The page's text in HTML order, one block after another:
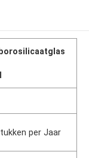
per Jaar